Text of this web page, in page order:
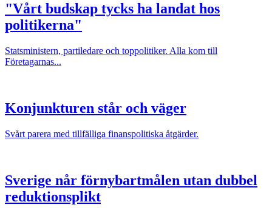
"Vårt budskap tycks ha landat hos
politikerna"
Statsministern, partiledare och toppolitiker. Alla kom till
Företagarnas...
Konjunkturen står och väger
Svårt parera med tillfälliga finanspolitiska åtgärder.
Sverige når förnybartmålen utan dubbel
reduktionsplikt